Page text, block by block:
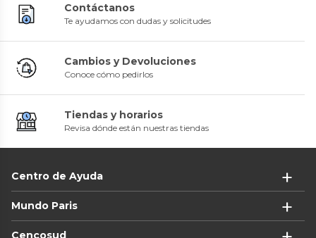
Contáctanos
Te ayudamos con dudas y solicitudes
Cambios y Devoluciones
Conoce cómo pedirlos
Tiendas y horarios
Revisa dónde están nuestras tiendas
Centro de Ayuda
Mundo Paris
Cencosud